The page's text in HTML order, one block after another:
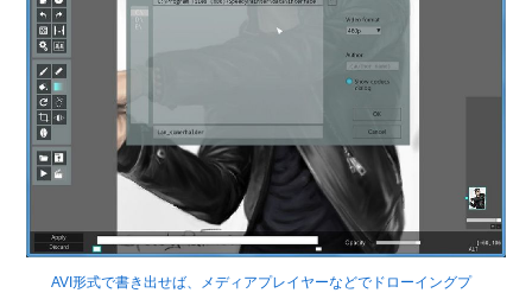
AVI形式で書き出せば、メディアプレイヤーなどでドローイングプ